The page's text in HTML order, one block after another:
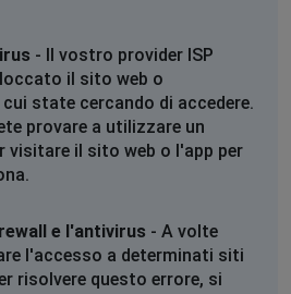
• 1 anni ago
ne deliveroo
•
- Il vostro provider ISP
il sito web o
state cercando di accedere.
provare a utilizzare un
visitare il sito web o l'app per
e l'antivirus - A volte
l'accesso a determinati siti
risolvere questo errore, si